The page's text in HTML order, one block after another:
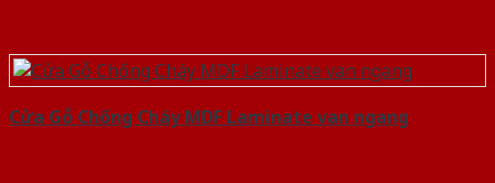
Cửa Gỗ Chống Cháy MDF Laminate van ngang